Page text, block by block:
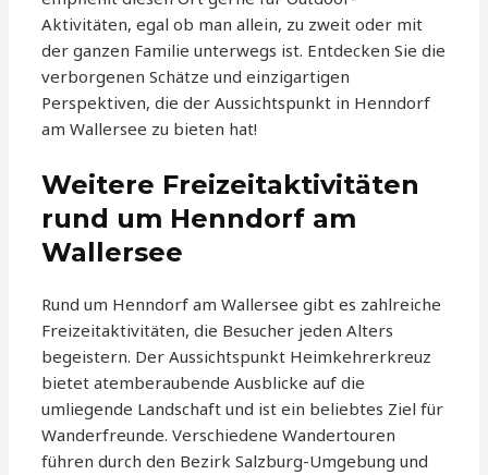
Aktivitäten, egal ob man allein, zu zweit oder mit
der ganzen Familie unterwegs ist. Entdecken Sie die
verborgenen Schätze und einzigartigen
Perspektiven, die der Aussichtspunkt in Henndorf
am Wallersee zu bieten hat!
Weitere Freizeitaktivitäten
rund um Henndorf am
Wallersee
Rund um Henndorf am Wallersee gibt es zahlreiche
Freizeitaktivitäten, die Besucher jeden Alters
begeistern. Der Aussichtspunkt Heimkehrerkreuz
bietet atemberaubende Ausblicke auf die
umliegende Landschaft und ist ein beliebtes Ziel für
Wanderfreunde. Verschiedene Wandertouren
führen durch den Bezirk Salzburg-Umgebung und